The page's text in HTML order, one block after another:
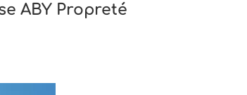
ABY Propreté